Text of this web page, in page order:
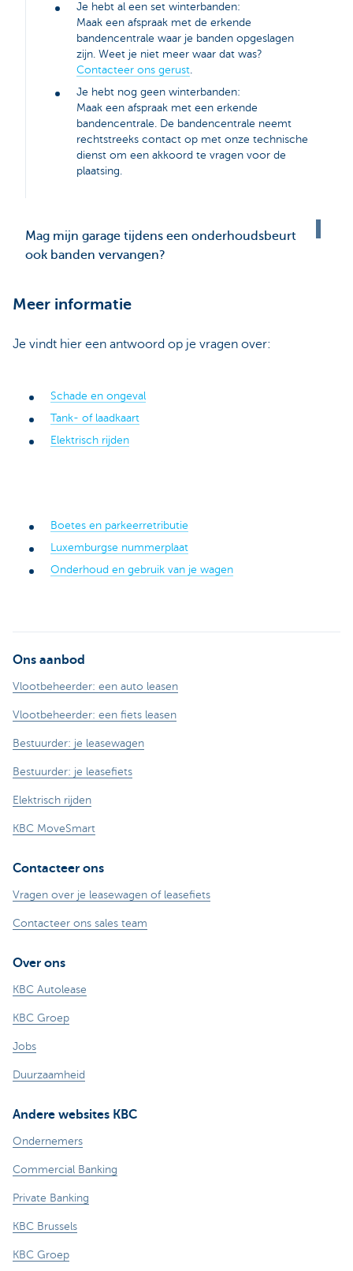
Je hebt al een set winterbanden:
Maak een afspraak met de erkende
bandencentrale waar je banden opgeslagen
zijn. Weet je niet meer waar dat was?
Contacteer ons gerust.
Je hebt nog geen winterbanden:
Maak een afspraak met een erkende
bandencentrale. De bandencentrale neemt
rechtstreeks contact op met onze technische
dienst om een akkoord te vragen voor de
plaatsing.
Mag mijn garage tijdens een onderhoudsbeurt
ook banden vervangen?
Meer informatie
Je vindt hier een antwoord op je vragen over:
Schade en ongeval
Tank- of laadkaart
Elektrisch rijden
Boetes en parkeerretributie
Luxemburgse nummerplaat
Onderhoud en gebruik van je wagen
Ons aanbod
Vlootbeheerder: een auto leasen
Vlootbeheerder: een fiets leasen
Bestuurder: je leasewagen
Bestuurder: je leasefiets
Elektrisch rijden
KBC MoveSmart
Contacteer ons
Vragen over je leasewagen of leasefiets
Contacteer ons sales team
Over ons
KBC Autolease
KBC Groep
Jobs
Duurzaamheid
Andere websites KBC
Ondernemers
Commercial Banking
Private Banking
KBC Brussels
KBC Groep